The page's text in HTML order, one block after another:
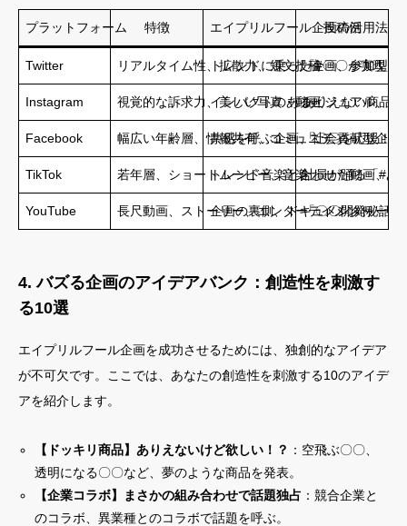
プラットフォーム 特徴 エイプリルフール企画の活用法
投稿例
Twitter リアルタイム性、拡散力、短文投稿
トレンドに乗った企画、参加型
「#〇〇が実現し
Instagram 視覚的な訴求力、美しい写真・動画
インパクトのあるビジュアル、
ありえない商品
Facebook 幅広い年齢層、情報共有、コミュニティ
共感を呼ぶ企画、社会貢献型企画
「〇〇を応援！
TikTok 若年層、ショートムービー、音楽
トレンド音楽と合わせた動画、
社員が踊る「#あ
YouTube 長尺動画、ストーリー、エンターテイメント
企画の裏側、ドキュメンタリー、
「〇〇開発秘話
4. バズる企画のアイデアバンク：創造性を刺激す
る10選
エイプリルフール企画を成功させるためには、独創的なアイデア
が不可欠です。ここでは、あなたの創造性を刺激する10のアイデ
アを紹介します。
【ドッキリ商品】ありえないけど欲しい！？ ：空飛ぶ〇〇、
透明になる〇〇など、夢のような商品を発表。
【企業コラボ】まさかの組み合わせで話題独占 ：競合企業と
のコラボ、異業種とのコラボで話題を呼ぶ。